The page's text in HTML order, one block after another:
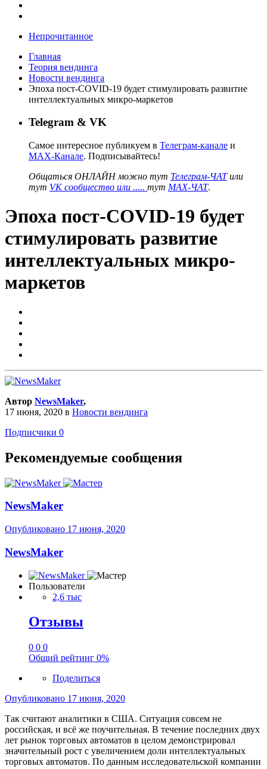
Непрочитанное
Главная
Теория вендинга
Новости вендинга
Эпоха пост-COVID-19 будет стимулировать развитие
интеллектуальных микро-маркетов
Telegram & VK
Самое интересное публикуем в Телеграм-канале и
MAX-Канале. Подписывайтесь!
Общаться ОНЛАЙН можно тут Телеграм-ЧАТили
тут VK сообщество или ..... тут MAX-ЧАТ.
Эпоха пост-COVID-19 будет
стимулировать развитие
интеллектуальных микро-
маркетов
Автор NewsMaker,
17 июня, 2020 в Новости вендинга
Подписчики 0
Рекомендуемые сообщения
NewsMaker
Опубликовано 17 июня, 2020
NewsMaker
Пользователи
2,6 тыс
Отзывы
0 0 0
Общий рейтинг 0%
Поделиться
Опубликовано 17 июня, 2020
Так считают аналитики в США. Ситуация совсем не
российская, и всё же поучительная. В течение последних двух
лет рынок торговых автоматов в целом демонстрировал
значительный рост с увеличением доли интеллектуальных
торговых автоматов. По данным исследовательской компании